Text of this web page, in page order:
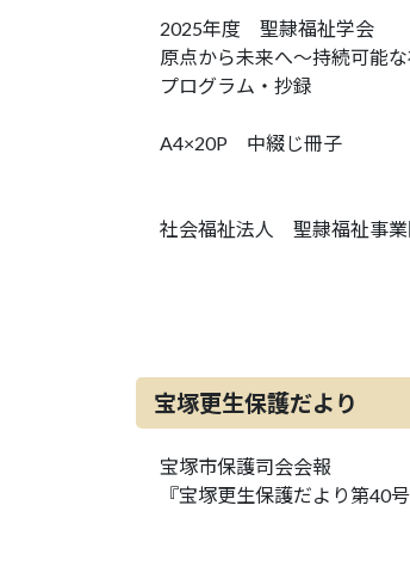
2025年度 聖隷福祉学会
原点から未来へ～持続可能
プログラム・抄録
A4×20P 中綴じ冊子
社会福祉法人 聖隷福祉事業
宝塚更生保護だより
宝塚市保護司会会報
『宝塚更生保護だより第40号